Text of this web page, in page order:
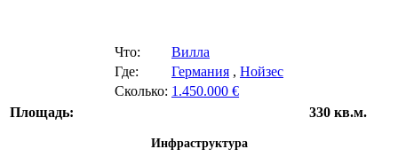
Что:
Вилла
Где:
Германия , Нойзес
Сколько: 1.450.000 €
Площадь:
330 кв.м.
Инфраструктура